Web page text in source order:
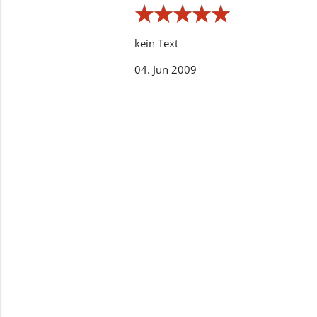
★★★★★
★★★★★
kein Text
04. Jun 2009